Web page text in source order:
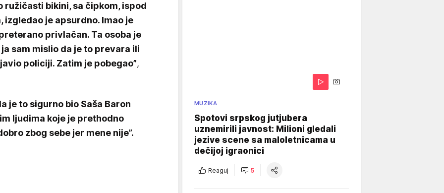
ružičasti bikini, sa čipkom, ispod
je apsurdno. Imao je
privlačan. Ta osoba je
sam mislio da je to prevara ili
policiji. Zatim je pobegao”,
je to sigurno bio Saša Baron
ljudima koje je prethodno
zbog sebe jer mene nije”.
MUZIKA
Spotovi srpskog jutjubera
uznemirili javnost: Milioni gledali
jezive scene sa maloletnicama u
dečijoj igraonici
Reaguj 5